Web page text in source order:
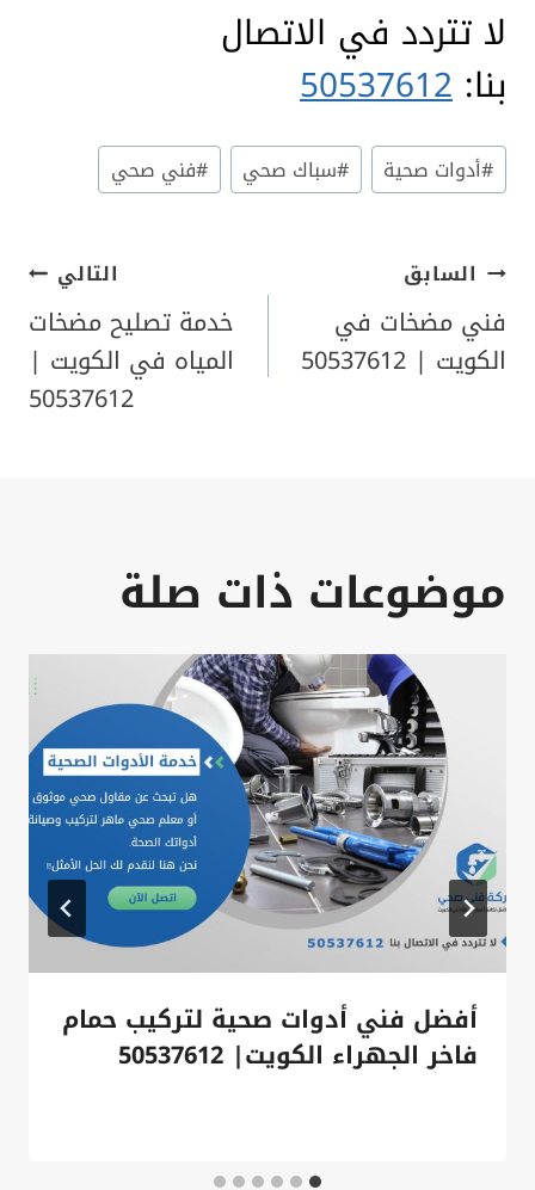
لا تتردد في الاتصال
بنا: 50537612
وسوم
المقال:
#أدوات صحية #سباك صحي #فني صحي
تصفّح
المقالات
السابق
فني مضخات في
الكويت | 50537612
التالي
خدمة تصليح مضخات
المياه في الكويت |
50537612
موضوعات ذات صلة
أفضل فني أدوات صحية لتركيب حمام
فاخر الجهراء الكويت| 50537612